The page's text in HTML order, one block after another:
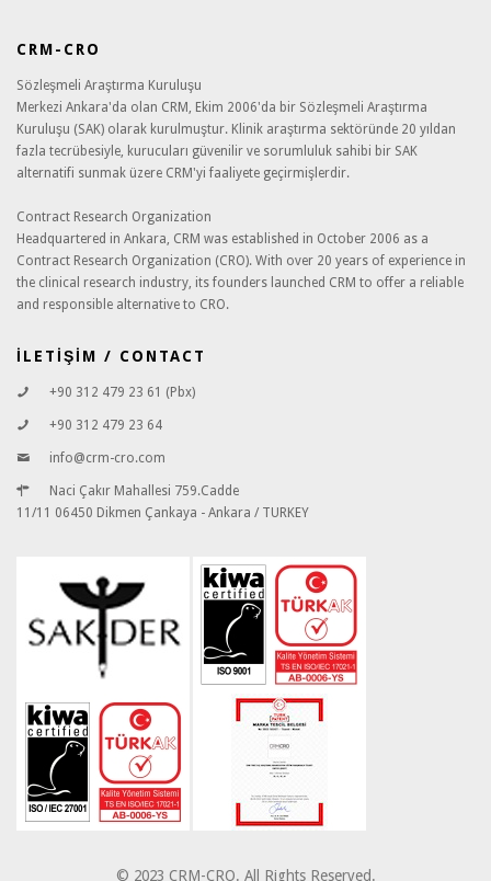
CRM-CRO
Sözleşmeli Araştırma Kuruluşu
Merkezi Ankara'da olan CRM, Ekim 2006'da bir Sözleşmeli Araştırma
Kuruluşu (SAK) olarak kurulmuştur. Klinik araştırma sektöründe 20 yıldan
fazla tecrübesiyle, kurucuları güvenilir ve sorumluluk sahibi bir SAK
alternatifi sunmak üzere CRM'yi faaliyete geçirmişlerdir.
Contract Research Organization
Headquartered in Ankara, CRM was established in October 2006 as a
Contract Research Organization (CRO). With over 20 years of experience in
the clinical research industry, its founders launched CRM to offer a reliable
and responsible alternative to CRO.
İLETİŞİM / CONTACT
+90 312 479 23 61 (Pbx)
+90 312 479 23 64
info@crm-cro.com
Naci Çakır Mahallesi 759.Cadde
11/11 06450 Dikmen Çankaya - Ankara / TURKEY
© 2023 CRM-CRO. All Rights Reserved.